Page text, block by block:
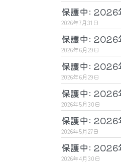
保護中: 2026
2026年7月31日
保護中: 2026
2026年6月29日
保護中: 2026
2026年6月29日
保護中: 2026
2026年5月30日
保護中: 2026
2026年5月27日
保護中: 2026
2026年4月30日